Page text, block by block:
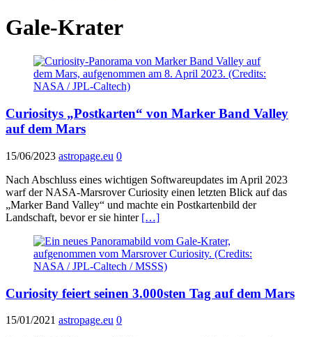
Gale-Krater
Curiositys „Postkarten“ von Marker Band Valley
auf dem Mars
15/06/2023 astropage.eu 0
Nach Abschluss eines wichtigen Softwareupdates im April 2023
warf der NASA-Marsrover Curiosity einen letzten Blick auf das
„Marker Band Valley“ und machte ein Postkartenbild der
Landschaft, bevor er sie hinter […]
Curiosity feiert seinen 3.000sten Tag auf dem Mars
15/01/2021 astropage.eu 0